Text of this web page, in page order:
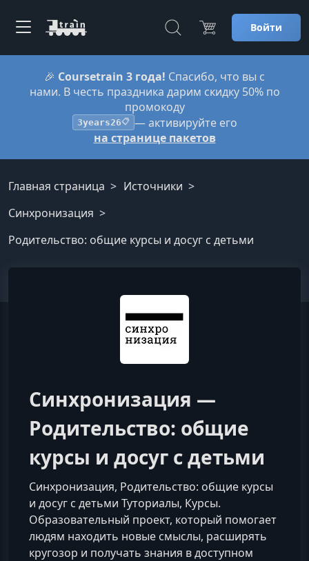
Войти
🎉 Coursetrain 3 года! Спасибо, что вы с
нами. В честь праздника дарим скидку 50% по
промокоду
3years26📋 — активируйте его
на странице пакетов
Главная страница
Источники
Синхронизация
Родительство: общие курсы и досуг с детьми
Синхронизация —
Родительство: общие
курсы и досуг с детьми
Синхронизация, Родительство: общие курсы
и досуг с детьми Туториалы, Курсы.
Образовательный проект, который помогает
людям находить новые смыслы, расширять
кругозор и получать знания в доступном